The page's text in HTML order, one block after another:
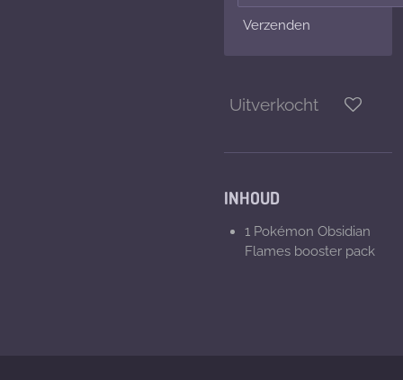
Verzenden
Uitverkocht
INHOUD
1 Pokémon Obsidian
Flames booster pack